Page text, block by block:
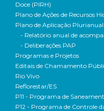
Doce (PIRH)
Plano de Ações de Recursos
Plano de Aplicação
- Relatório anual de
- Deliberações PAP
Programas e Projetos
Editais de Chamamento
Rio Vivo
Reflorestar/ES
P11 - Programa de
P12 - Programa de Controle